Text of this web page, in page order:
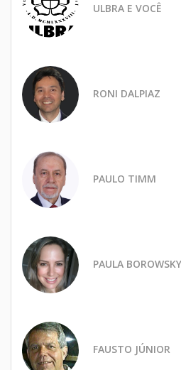
ULBRA E VOCÊ
RONI DALPIAZ
PAULO TIMM
PAULA BOROWSKY
FAUSTO JÚNIOR